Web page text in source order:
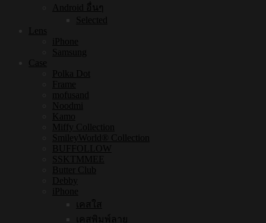
Android อื่นๆ
Selected
Lens
iPhone
Samsung
Case
Polka Dot
Frame
mofusand
Noodmi
Kamo
Miffy Collection
SmileyWorld® Collection
BUFFOLLOW
SSKTMMEE
Butter Club
Debby
iPhone
เคสใส
เคสพิมพ์ลาย